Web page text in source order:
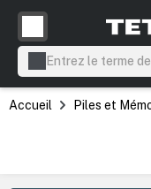
principal
Accueil Piles et